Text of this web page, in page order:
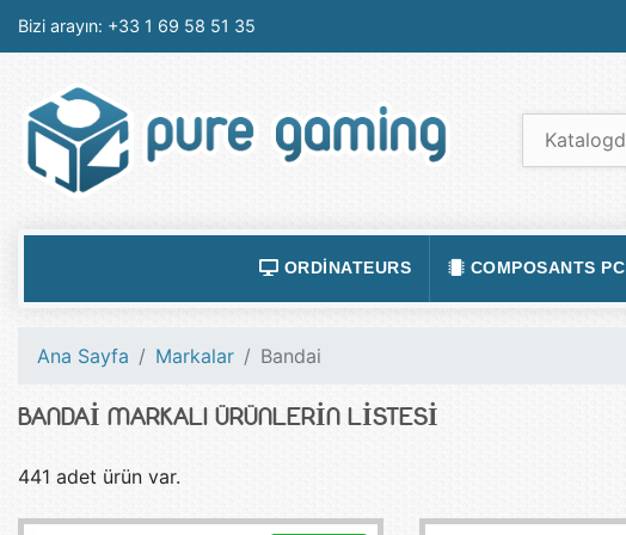
Bizi arayın: +33 1 69 58 51 35
ORDINATEURS
ACCESSOIRES ORDINATEURS PORTABLES
ORDINATEURS FIXES
COMPOSANTS PC
Ana Sayfa Markalar Bandai
BANDAI MARKALI ÜRÜNLERIN LISTESI
441 adet ürün var.